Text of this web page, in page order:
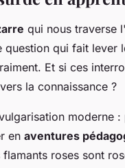
qui nous traverse
question qui fait lever
Et si ces
la connaissance ?
moderne
en aventures
roses sont